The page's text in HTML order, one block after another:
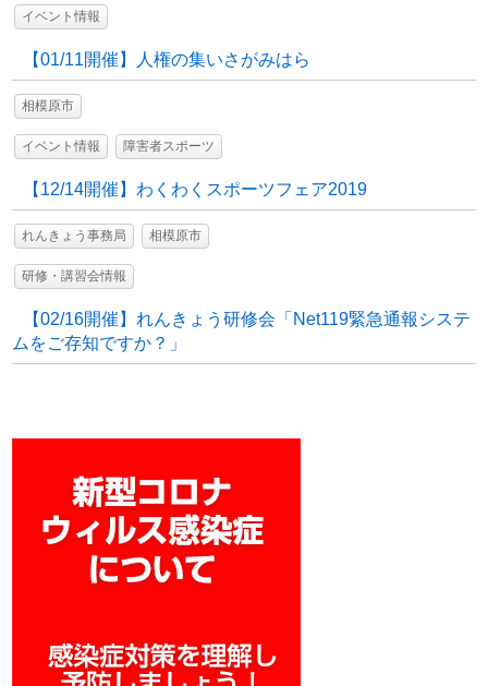
イベント情報
【01/11開催】人権の集いさがみはら
相模原市
イベント情報 障害者スポーツ
【12/14開催】わくわくスポーツフェア2019
れんきょう事務局 相模原市
研修・講習会情報
【02/16開催】れんきょう研修会「Net119緊急通報システ
ムをご存知ですか？」